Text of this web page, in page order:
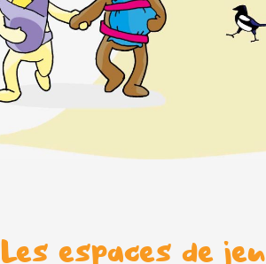
Les espaces de jeu